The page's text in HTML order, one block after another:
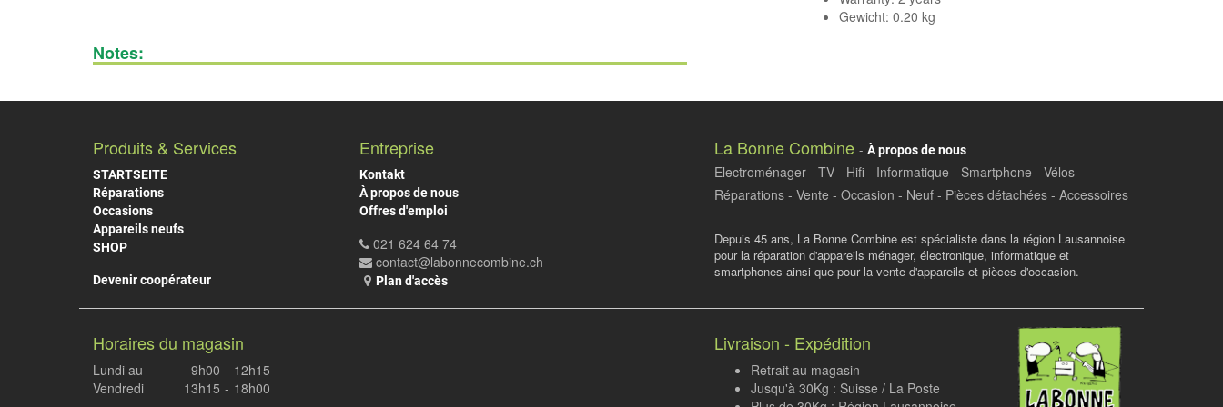
Gewicht: 0.20 kg
Notes:
Produits & Services
STARTSEITE
Réparations
Occasions
Appareils neufs
SHOP
Devenir coopérateur
Entreprise
Kontakt
À propos de nous
Offres d'emploi
021 624 64 74
contact@labonnecombine.ch
Plan d'accès
La Bonne Combine - À propos de nous
Electroménager - TV - Hifi - Informatique - Smartphone - Vélos
Réparations - Vente - Occasion - Neuf - Pièces détachées - Accessoires
Depuis 45 ans, La Bonne Combine est spécialiste dans la région Lausannoise
pour la réparation d'appareils ménager, électronique, informatique et
smartphones ainsi que pour la vente d'appareils et pièces d'occasion.
Horaires du magasin
Lundi au
Vendredi
9h00
13h15
-
-
12h15
18h00
Livraison - Expédition
Retrait au magasin
Jusqu'à 30Kg : Suisse / La Poste